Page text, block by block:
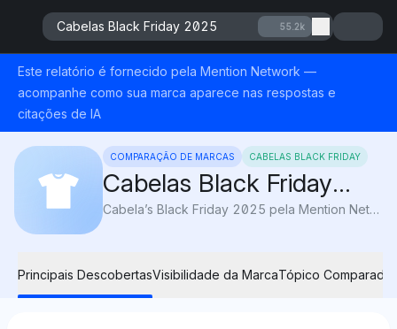
Cabelas Black Friday 2025 55.2k
Este relatório é fornecido pela Mention Network —
acompanhe como sua marca aparece nas respostas e
citações de IA
COMPARAÇÃO DE MARCAS CABELAS BLACK FRIDAY
Cabelas Black Friday
2025
Cabela’s Black Friday 2025 pela Mention Network: A Visibilidade AI destaca as melhores ofertas em equipamentos de caça, pesca e atividades ao ar livre para você economizar bastante em sua próxima aventura.
Principais DescobertasVisibilidade da MarcaTópico Comparado